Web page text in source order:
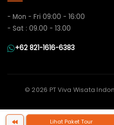
Lihat Paket Tour
- Mon - Fri 09:00 - 16:00
- Sat : 09.00 - 13.00
+62 821-1616-6383
© 2026 PT Viva Wisata